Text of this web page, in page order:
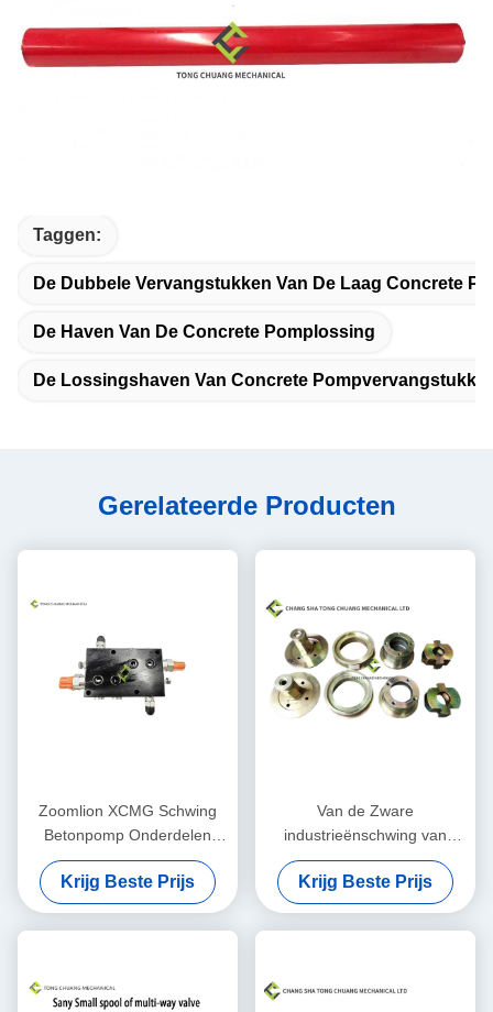
Taggen:
De Dubbele Vervangstukken Van De Laag Concrete
De Haven Van De Concrete Pomplossing
De Lossingshaven Van Concrete
Gerelateerde Producten
Zoomlion XCMG Schwing
Betonpomp Onderdelen
Boom Balansklep
Krijg Beste Prijs
Van de Zware
industrieënschwing van
Sanyzoomlion van de
Concrete Pompdelen
Concrete de
Zuigerassemblage
Krijg Beste Prijs